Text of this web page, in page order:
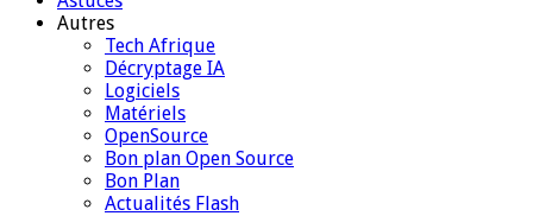
Autres
Tech Afrique
Décryptage IA
Logiciels
Matériels
OpenSource
Bon plan Open Source
Bon Plan
Actualités Flash